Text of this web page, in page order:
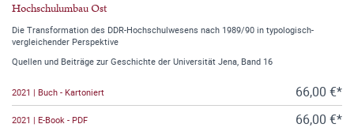
Hochschulumbau Ost
Die Transformation des DDR-Hochschulwesens nach 1989/90 in typologisch-
vergleichender Perspektive
Quellen und Beiträge zur Geschichte der Universität Jena, Band 16
2021 | Buch - Kartoniert 66,00 €*
2021 | E-Book - PDF 66,00 €*